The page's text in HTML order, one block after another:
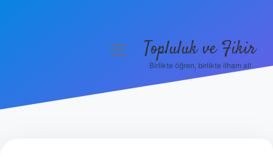
menüyüTopluluk ve Fikir
Birlikte öğren, birlikte ilham al!